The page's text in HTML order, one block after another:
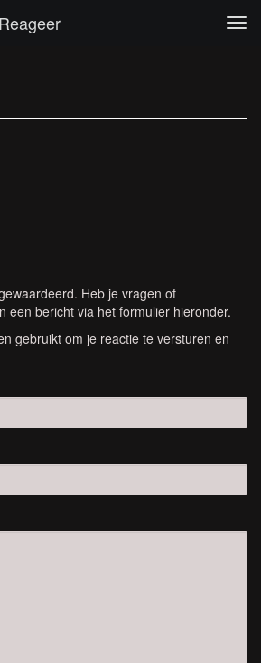
Heb je vragen of
een bericht via het formulier hieronder.
gebruikt om je reactie te versturen en